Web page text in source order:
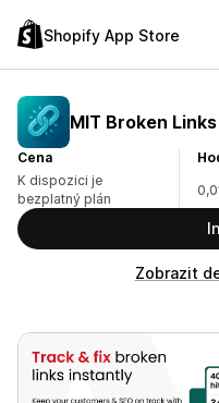
Shopify App Store
MIT Broken
Cena
K dispozici je
bezplatný plán
0,0
Zobrazit